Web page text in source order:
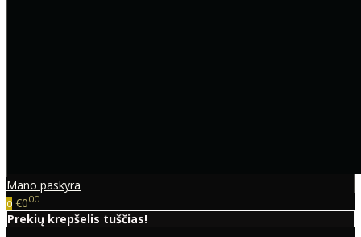
Mano paskyra
0 €000
Prekių krepšelis tuščias!